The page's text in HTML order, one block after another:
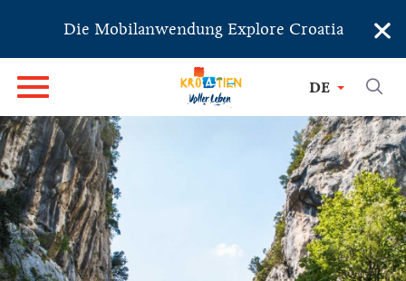
Die Mobilanwendung Explore Croatia ×
DE